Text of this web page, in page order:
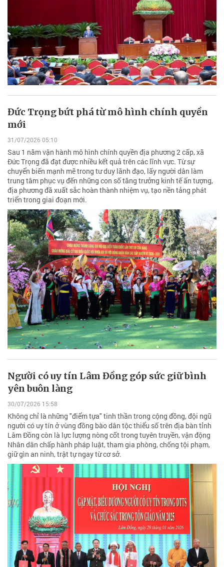
Đức Trọng bứt phá từ mô hình chính quyền
mới
31/07/2026 05:10
Sau 1 năm vận hành mô hình chính quyền địa phương 2 cấp, xã
Đức Trọng đã đạt được nhiều kết quả trên các lĩnh vực. Từ sự
chuyển biến mạnh mẽ trong tư duy lãnh đạo, lấy người dân làm
trung tâm phục vụ đến những con số tăng trưởng kinh tế ấn tượng,
địa phương đã xuất sắc hoàn thành nhiệm vụ, tạo nền tảng phát
triển trong giai đoạn mới.
Người có uy tín Lâm Đồng góp sức giữ bình
yên buôn làng
30/07/2026 15:58
Không chỉ là những "điểm tựa" tinh thần trong cộng đồng, đội ngũ
người có uy tín ở vùng đồng bào dân tộc thiểu số trên địa bàn tỉnh
Lâm Đồng còn là lực lượng nòng cốt trong tuyên truyền, vận động
Nhân dân chấp hành pháp luật, tham gia phòng, chống tội phạm,
giữ gìn an ninh, trật tự ngay từ cơ sở.